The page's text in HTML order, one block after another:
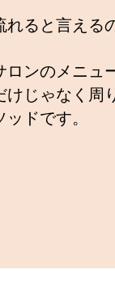
ると言える
ンのメニ
じゃなく
ドです。